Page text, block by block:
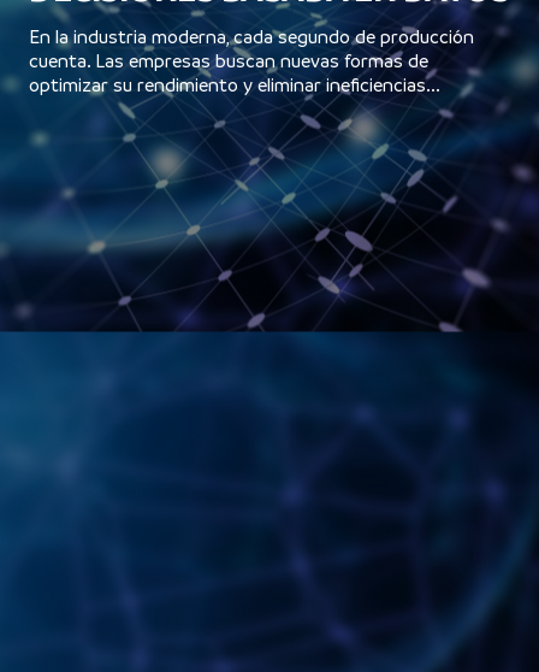
En la industria moderna, cada segundo de producción
cuenta. Las empresas buscan nuevas formas de
optimizar su rendimiento y eliminar ineficiencias...